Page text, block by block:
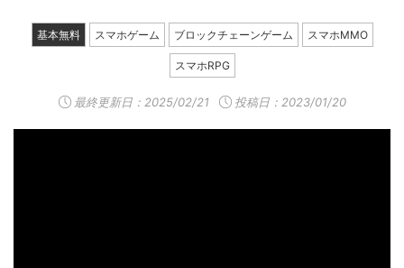
基本無料 スマホゲーム ブロックチェーンゲーム スマホMMO
スマホRPG
最終更新日： 2025/02/21 投稿日：2023/01/20